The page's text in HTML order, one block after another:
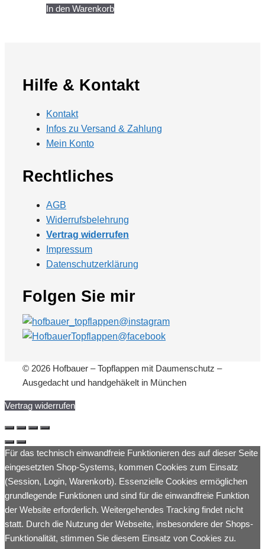
In den Warenkorb
Hilfe & Kontakt
Kontakt
Infos zu Versand & Zahlung
Mein Konto
Rechtliches
AGB
Widerrufsbelehrung
Vertrag widerrufen
Impressum
Datenschutzerklärung
Folgen Sie mir
© 2026 Hofbauer – Topflappen mit Daumenschutz –
Ausgedacht und handgehäkelt in München
Vertrag widerrufen
Für das technisch einwandfreie Funktionieren des auf dieser Seite
eingesetzten Shop-Systems, kommen Cookies zum Einsatz
(Session, Login, Warenkorb). Essenzielle Cookies ermöglichen
grundlegende Funktionen und sind für die einwandfreie Funktion
der Website erforderlich. Weitergehendes Tracking findet nicht
statt. Durch die Nutzung der Webseite, insbesondere der Shops-
Funktionalität, stimmen Sie diesem Einsatz von Cookies zu.